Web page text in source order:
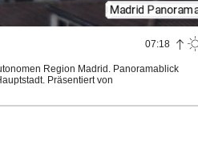
07:18
Region Madrid. Panoramablick
Präsentiert von